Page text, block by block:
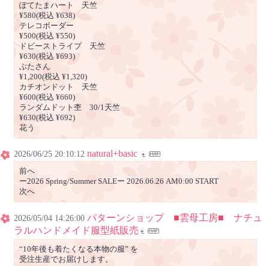
ぽてたまハート 天竺
¥580(税込 ¥638)
テレコボーダー
¥500(税込 ¥550)
ドビーストライプ 天竺
¥630(税込 ¥693)
ぶたさん
¥1,200(税込 ¥1,320)
カチオンドット 天竺
¥600(税込 ¥660)
ランダムドット杢 30/1天竺
¥630(税込 ¥692)
花う
2026/06/25 20:10:12 natural+basic
前へ
ー2026 Spring/Summer SALEー 2026.06.26 AM0:00 START
次へ
2026/05/04 14:26:00 パターンショップ ■雲母工房■ ナチュ
ラルハンドメイド服型紙販売
“10年後も着たくなる本物の服” を
受注生産でお届けします。